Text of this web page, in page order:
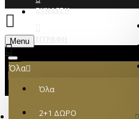
ΣΎΝΔΕΣΗ
Menu
Όλα
Όλα
2+1 ΔΩΡΟ